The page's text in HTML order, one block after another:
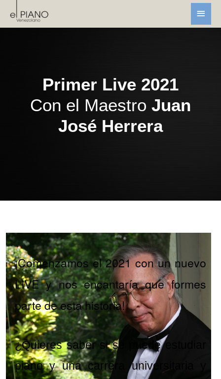
Primer Live 2021
Con el Maestro Juan
José Herrera
¡Comenzamos el 2021 con un nuevo
LIVE y nos encantaría que formes
parte de esta historia!
¿Quieres saber si se puede estudiar
piano y una carrera universitaria y